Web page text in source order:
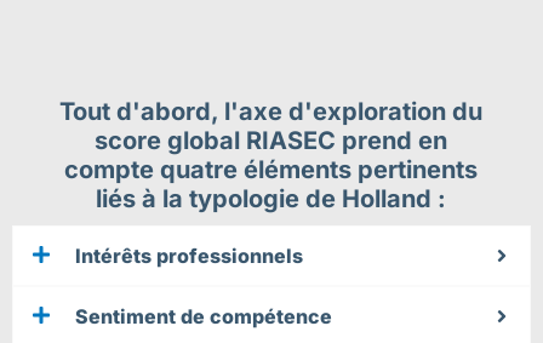
Tout d'abord, l'axe d'exploration du
score global RIASEC prend en
compte quatre éléments pertinents
liés à la typologie de Holland :
Intérêts professionnels​
Sentiment de compétence​